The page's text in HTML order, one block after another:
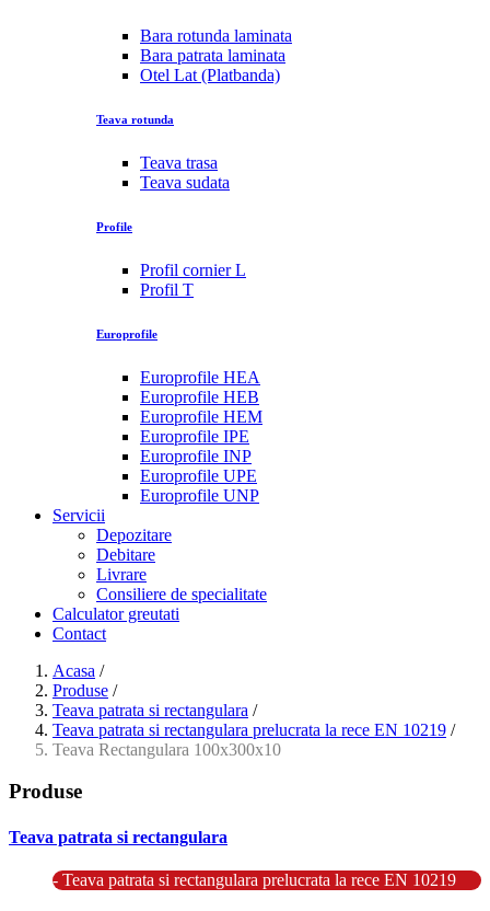
Bara rotunda laminata
Bara patrata laminata
Otel Lat (Platbanda)
Teava rotunda
Teava trasa
Teava sudata
Profile
Profil cornier L
Profil T
Europrofile
Europrofile HEA
Europrofile HEB
Europrofile HEM
Europrofile IPE
Europrofile INP
Europrofile UPE
Europrofile UNP
Servicii
Depozitare
Debitare
Livrare
Consiliere de specialitate
Calculator greutati
Contact
Acasa /
Produse /
Teava patrata si rectangulara /
Teava patrata si rectangulara prelucrata la rece EN 10219 /
Teava Rectangulara 100x300x10
Produse
Teava patrata si rectangulara
- Teava patrata si rectangulara prelucrata la rece EN 10219